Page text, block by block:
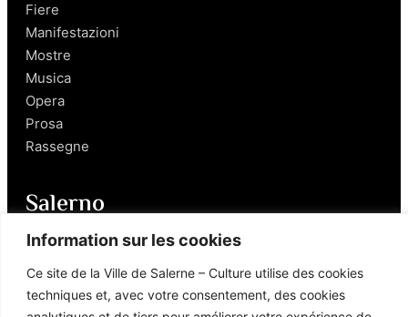
Information sur les cookies
Ce site de la Ville de Salerne – Culture utilise des cookies
techniques et, avec votre consentement, des cookies
Fiere
Manifestazioni
Mostre
Musica
Opera
Prosa
Rassegne
Salerno
Personaggi
Enogastronomia
Mobilità a Salerno